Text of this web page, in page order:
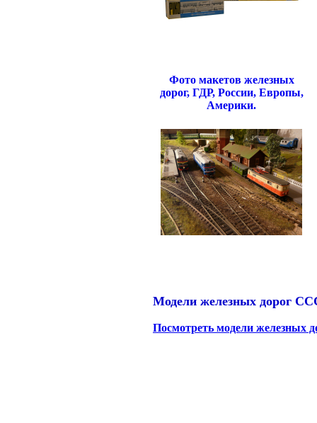
Фото макетов железных
дорог, ГДР, России, Европы,
Америки.
Модели железных дорог
Посмотреть модели железных